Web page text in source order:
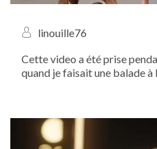
linouille76
Cette video a été prise
quand je faisait une balade à